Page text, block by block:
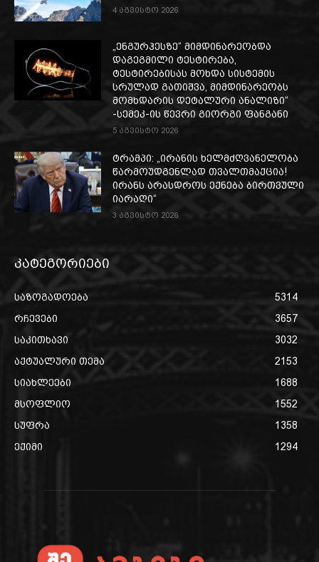
4 აგვისტო 2026
„ენგურჰესზე“ მიმდინარეობდა
დაგეგმილი ტესტირება,
ტესტირებისას მოხდა სისტემის
სრულად გათიშვა, მიმდინარეობს
მომხდარის დეტალური ანალიზი“
-სემეკ-ის წევრი გიორგი ფანგანი
5 აგვისტო 2026
ტრამპი: „ირანის ხელმძღვანელობა
წარმოუდგენლად თვალთმაქცია!
ირანს არასდროს ექნება ბირთვული
იარაღი“
3 აგვისტო 2026
კატეგორიები
საზოგადოება
5314
რჩევები
3657
საკითხავი
3032
აქტუალური თემა
2153
სიახლეები
1688
მსოფლიო
1552
სუფრა
1358
ექიმი
1294